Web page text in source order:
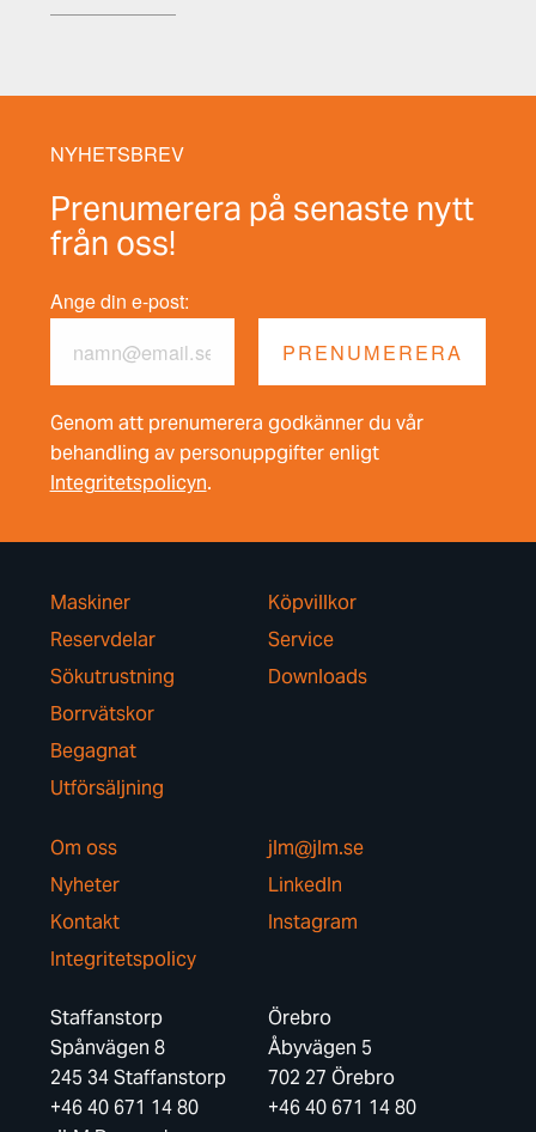
NYHETSBREV
Prenumerera på senaste nytt
från oss!
Ange din e-post:
Genom att prenumerera godkänner du vår
behandling av personuppgifter enligt
Integritetspolicyn.
Maskiner
Reservdelar
Sökutrustning
Borrvätskor
Begagnat
Utförsäljning
Köpvillkor
Service
Downloads
Om oss
Nyheter
Kontakt
Integritetspolicy
jlm@jlm.se
LinkedIn
Instagram
Staffanstorp
Spånvägen 8
245 34 Staffanstorp
+46 40 671 14 80
Örebro
Åbyvägen 5
702 27 Örebro
+46 40 671 14 80